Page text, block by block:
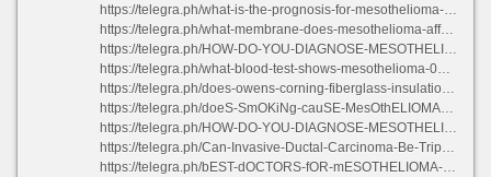
https://telegra.ph/what-is-the-prognosis-for-mesothelioma-05-16
https://telegra.ph/what-membrane-does-mesothelioma-affect-05-16
https://telegra.ph/HOW-DO-YOU-DIAGNOSE-MESOTHELIOMA-05-15
https://telegra.ph/what-blood-test-shows-mesothelioma-05-16
https://telegra.ph/does-owens-corning-fiberglass-insulation-contain-asbestos-05-16-3
https://telegra.ph/doeS-SmOKiNg-cauSE-MesOthELIOMA-05-16-2
https://telegra.ph/HOW-DO-YOU-DIAGNOSE-MESOTHELIOMA-05-15
https://telegra.ph/Can-Invasive-Ductal-Carcinoma-Be-Triple-Negative-05-16
https://telegra.ph/bEST-dOCTORS-fOR-mESOTHELIOMA-05-16